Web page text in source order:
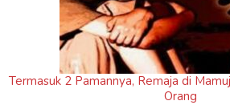
Termasuk 2 Pamannya, Remaja di
Orang